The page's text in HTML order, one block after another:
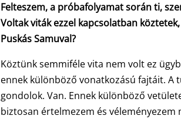
Felteszem, a próbafolyamat során ti,
Voltak viták ezzel kapcsolatban
Puskás Samuval?
Köztünk semmiféle vita nem volt ez
ennek különböző vonatkozású fajtáit.
gondolok. Van. Ennek különböző
biztosan értelmezem és